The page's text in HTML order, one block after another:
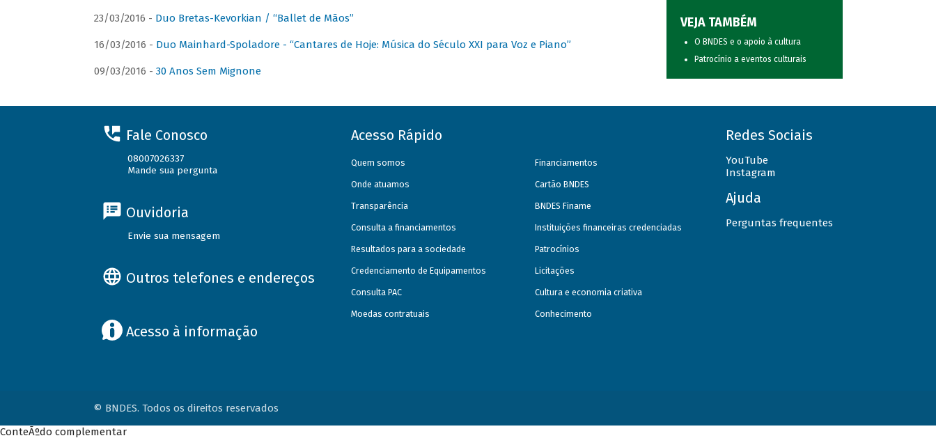
23/03/2016 - Duo Bretas-Kevorkian / “Ballet de Mãos”
16/03/2016 - Duo Mainhard-Spoladore - “Cantares de Hoje: Música do Século XXI para Voz e Piano”
09/03/2016 - 30 Anos Sem Mignone
VEJA TAMBÉM
O BNDES e o apoio à cultura
Patrocínio a eventos culturais
Fale Conosco
08007026337
Mande sua pergunta
Ouvidoria
Envie sua mensagem
Outros telefones e endereços
Acesso à informação
Acesso Rápido
Quem somos
Onde atuamos
Transparência
Consulta a financiamentos
Resultados para a sociedade
Credenciamento de Equipamentos
Consulta PAC
Moedas contratuais
Financiamentos
Cartão BNDES
BNDES Finame
Instituições financeiras credenciadas
Patrocínios
Licitações
Cultura e economia criativa
Conhecimento
Redes Sociais
YouTube
Instagram
Ajuda
Perguntas frequentes
© BNDES. Todos os direitos reservados
ConteÃºdo complementar